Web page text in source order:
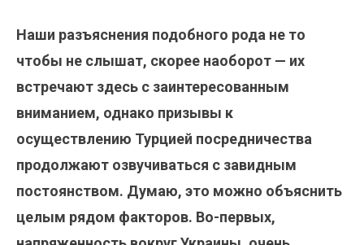
Наши разъяснения подобного рода не то
чтобы не слышат, скорее наоборот — их
встречают здесь с заинтересованным
вниманием, однако призывы к
осуществлению Турцией посредничества
продолжают озвучиваться с завидным
постоянством. Думаю, это можно объяснить
целым рядом факторов. Во-первых,